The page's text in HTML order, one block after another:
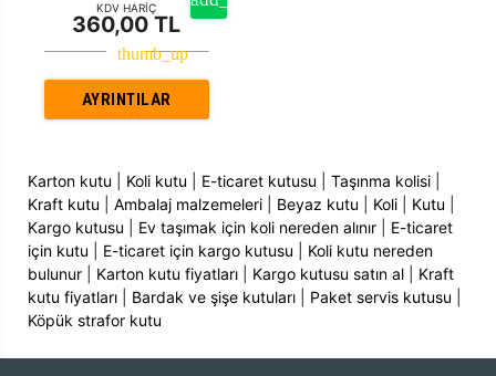
KDV HARİÇ
360,00 TL
AYRINTILAR
Karton kutu Koli kutu E-ticaret kutusu Taşınma kolisi|
Kraft kutu
Ambalaj malzemeleri| Beyaz kutu Koli| Kutu
Kargo kutusu
Ev taşımak için koli nereden alınır| E-ticaret
için kutu
E-ticaret için kargo kutusu
Koli kutu nereden
bulunur| Karton kutu fiyatları| Kargo kutusu satın al| Kraft
kutu fiyatları| Bardak ve şişe kutuları| Paket servis kutusu
Köpük strafor kutu